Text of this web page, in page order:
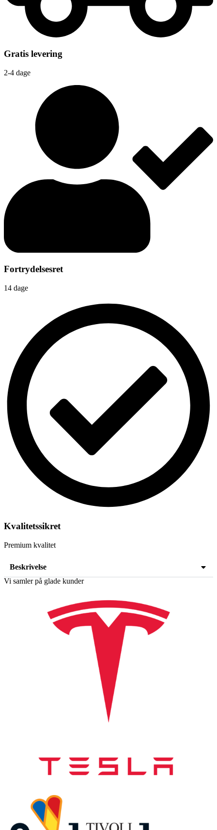
Gratis levering
2-4 dage
Fortrydelsesret
14 dage
Kvalitetssikret
Premium kvalitet
Beskrivelse
Vi samler på glade kunder